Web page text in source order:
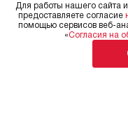
Для работы нашего сайта
предоставляете согласие
помощью сервисов веб-
«Согласия на